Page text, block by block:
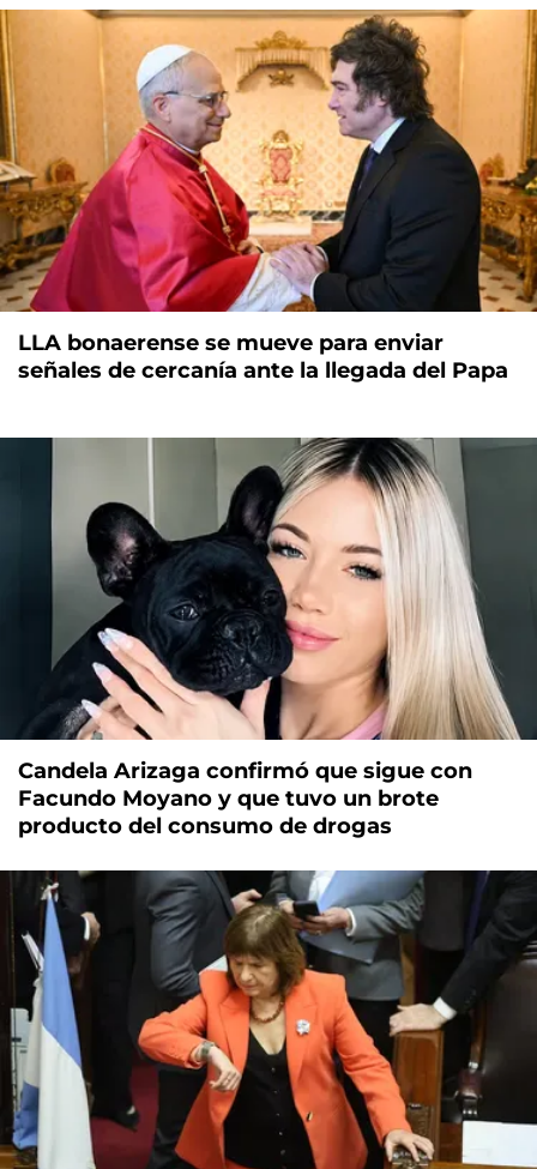
LLA bonaerense se mueve para enviar
señales de cercanía ante la llegada del Papa
Candela Arizaga confirmó que sigue con
Facundo Moyano y que tuvo un brote
producto del consumo de drogas